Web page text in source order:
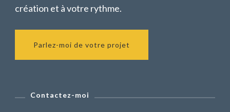
création et à votre rythme.
Parlez-moi de votre projet
Contactez-moi